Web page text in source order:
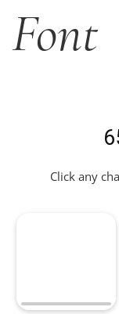
Font
Click any